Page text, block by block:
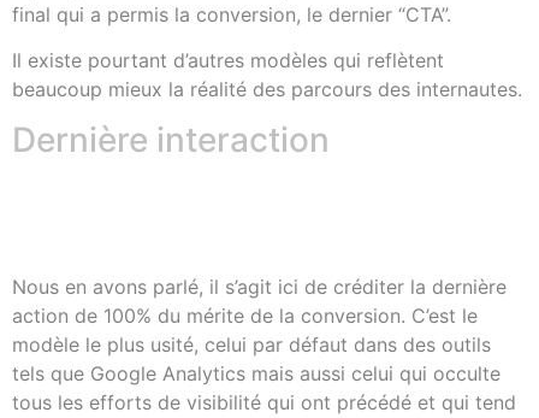
final qui a permis la conversion, le dernier “CTA”.
Il existe pourtant d’autres modèles qui reflètent
beaucoup mieux la réalité des parcours des internautes.
Dernière interaction
Nous en avons parlé, il s’agit ici de créditer la dernière
action de 100% du mérite de la conversion. C’est le
modèle le plus usité, celui par défaut dans des outils
tels que Google Analytics mais aussi celui qui occulte
tous les efforts de visibilité qui ont précédé et qui tend